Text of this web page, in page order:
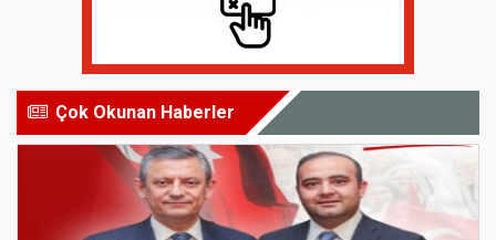
Çok Okunan Haberler